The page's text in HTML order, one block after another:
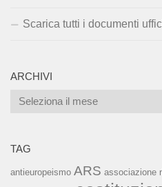
Scarica tutti i documenti
ARCHIVI
Archivi
TAG
antieuropeismo ARS associazione